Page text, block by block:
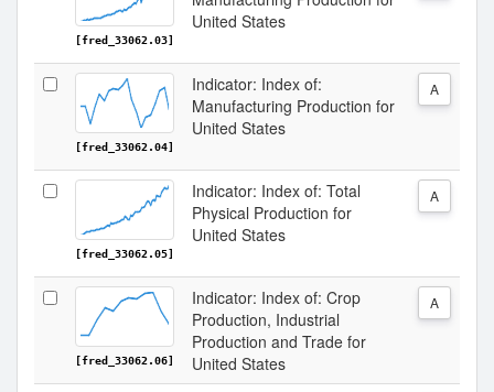
[fred_33062.03]
United States
[fred_33062.04]
Indicator: Index of:
Manufacturing Production for
United States
A
[fred_33062.05]
Indicator: Index of: Total
Physical Production for
United States
A
[fred_33062.06]
Indicator: Index of: Crop
Production, Industrial
Production and Trade for
United States
A